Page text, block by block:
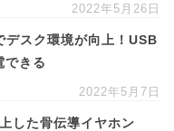
2022年5月26日
デスク環境が向上！USB
できる
2022年5月7日
した骨伝導イヤホン